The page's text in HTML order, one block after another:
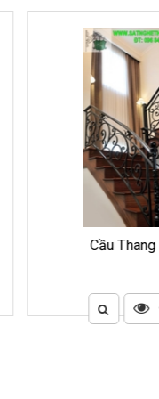
Cầu Thang CTH 48
CHI TIẾT